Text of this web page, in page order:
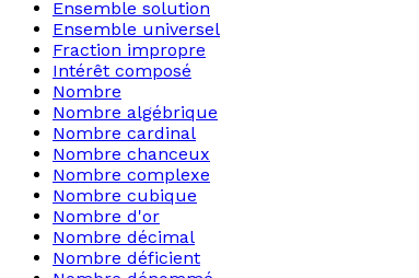
Ensemble solution
Ensemble universel
Fraction impropre
Intérêt composé
Nombre
Nombre algébrique
Nombre cardinal
Nombre chanceux
Nombre complexe
Nombre cubique
Nombre d'or
Nombre décimal
Nombre déficient